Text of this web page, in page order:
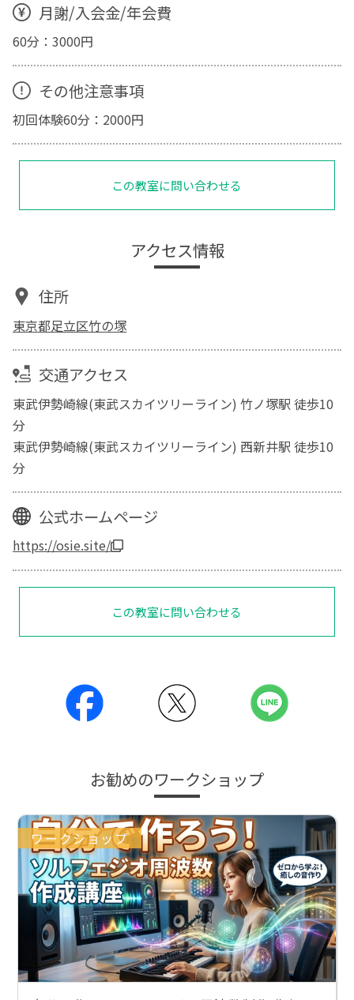
月謝/入会金/年会費
60分：3000円
その他注意事項
初回体験60分：2000円
この教室に問い合わせる
アクセス情報
住所
東京都足立区竹の塚
交通アクセス
東武伊勢崎線(東武スカイツリーライン) 竹ノ塚駅 徒歩10
分
東武伊勢崎線(東武スカイツリーライン) 西新井駅 徒歩10
分
公式ホームページ
https://osie.site/
この教室に問い合わせる
お勧めのワークショップ
ワークショップ